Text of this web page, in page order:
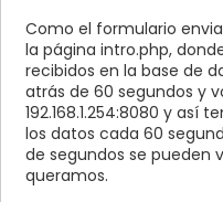
echo "<p
<font
serif' size='5'>Ha
</p>"
}
}
?>
Como el formulario
la página intro.php,
recibidos en la base de
atrás de 60 segundos y
192.168.1.254:8080 y así
los datos cada 60
de segundos se pueden
queramos.